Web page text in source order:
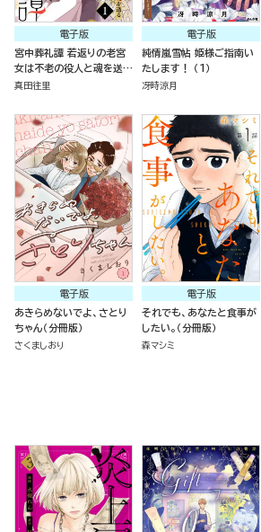
電子版
宮中葬礼譚 若返りの老宮
女は不老の役人と魂を送る
（分冊版）
真田往里
電子版
純情嵐雪帖 姫様ご指南い
たします！ （1）
冴時涼月
電子版
あきらめないでよ、さとり
ちゃん（分冊版）
さくましおり
電子版
それでも、あなたと食事が
したい。（分冊版）
森マシミ